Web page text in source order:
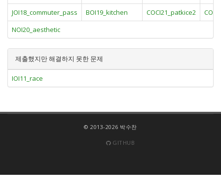
JOI18_commuter_pass
BOI19_kitchen COCI21_patkice2
NOI20_aesthetic
제출했지만 해결하지 못한 문제
IOI11_race
© 2013-2026 박수찬
GITHUB